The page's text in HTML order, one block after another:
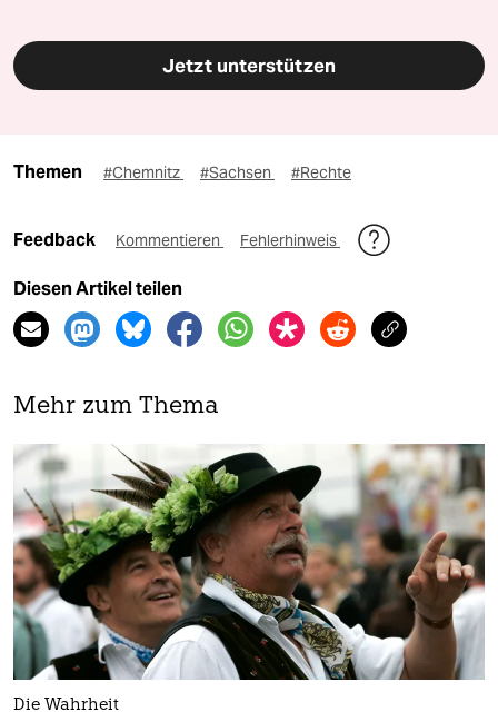
Jetzt unterstützen
Themen #Chemnitz #Sachsen #Rechte
Feedback Kommentieren Fehlerhinweis
Diesen Artikel teilen
Mehr zum Thema
Die Wahrheit